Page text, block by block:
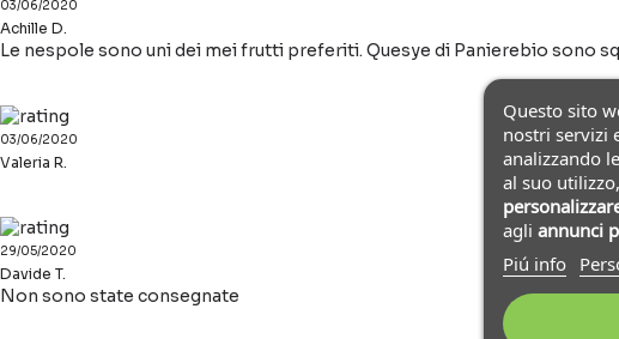
03/06/2020
Achille D.
Le nespole sono uni dei mei frutti preferiti. Quesye di Panierebio sono
03/06/2020
Valeria R.
29/05/2020
Davide T.
Non sono state consegnate
Questo sito
nostri servizi
analizzando
al suo utilizzo,
agli annunci
Piú info